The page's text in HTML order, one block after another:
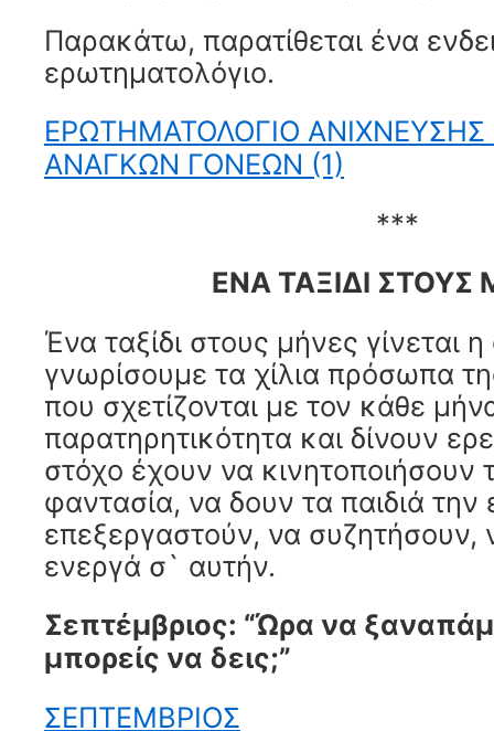
Παρακάτω, παρατίθεται ένα
ερωτηματολόγιο.
ΕΡΩΤΗΜΑΤΟΛΟΓΙΟ
ΑΝΑΓΚΩΝ ΓΟΝΕΩΝ (1)
***
ΕΝΑ ΤΑΞΙΔΙ ΣΤΟΥΣ
Ένα ταξίδι στους μήνες γίνεται
γνωρίσουμε τα χίλια πρόσωπα
που σχετίζονται με τον κάθε
παρατηρητικότητα και δίνουν
στόχο έχουν να κινητοποιήσουν
φαντασία, να δουν τα παιδιά την
επεξεργαστούν, να συζητήσουν,
ενεργά σ` αυτήν.
Σεπτέμβριος: “Ώρα να
μπορείς να δεις;”
ΣΕΠΤΕΜΒΡΙΟΣ